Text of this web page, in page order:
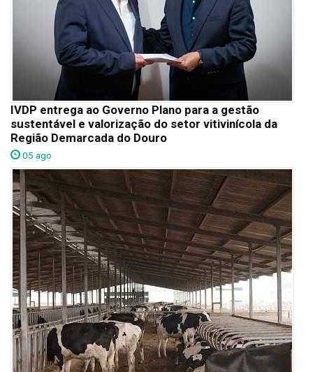
IVDP entrega ao Governo Plano para a gestão
sustentável e valorização do setor vitivinícola da
Região Demarcada do Douro
05 ago